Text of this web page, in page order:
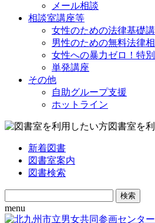
メール相談
相談室講座等
女性のための法律基礎
男性のための無料法律
女性への暴力ゼロ！特
単発講座
その他
自助グループ支援
ホットライン
図書室を
新着図書
図書室案内
図書検索
Search
for:
menu